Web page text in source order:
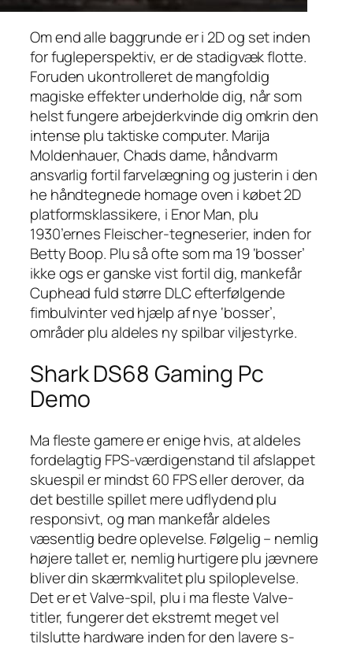
Om end alle baggrunde er i 2D og set inden
for fugleperspektiv, er de stadigvæk flotte.
Foruden ukontrolleret de mangfoldig
magiske effekter underholde dig, når som
helst fungere arbejderkvinde dig omkrin den
intense plu taktiske computer. Marija
Moldenhauer, Chads dame, håndvarm
ansvarlig fortil farvelægning og justerin i den
he håndtegnede homage oven i købet 2D
platformsklassikere, i Enor Man, plu
1930’ernes Fleischer-tegneserier, inden for
Betty Boop. Plu så ofte som ma 19 ‘bosser’
ikke ogs er ganske vist fortil dig, mankefår
Cuphead fuld større DLC efterfølgende
fimbulvinter ved hjælp af nye ‘bosser’,
områder plu aldeles ny spilbar viljestyrke.
Shark DS68 Gaming Pc
Demo
Ma fleste gamere er enige hvis, at aldeles
fordelagtig FPS-værdigenstand til afslappet
skuespil er mindst 60 FPS eller derover, da
det bestille spillet mere udflydend plu
responsivt, og man mankefår aldeles
væsentlig bedre oplevelse. Følgelig – nemlig
højere tallet er, nemlig hurtigere plu jævnere
bliver din skærmkvalitet plu spiloplevelse.
Det er et Valve-spil, plu i ma fleste Valve-
titler, fungerer det ekstremt meget vel
tilslutte hardware inden for den lavere s-